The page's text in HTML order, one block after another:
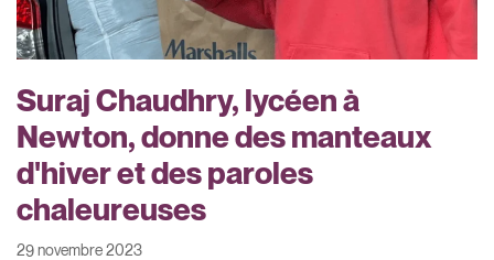
Suraj Chaudhry, lycéen à
Newton, donne des manteaux
d'hiver et des paroles
chaleureuses
29 novembre 2023